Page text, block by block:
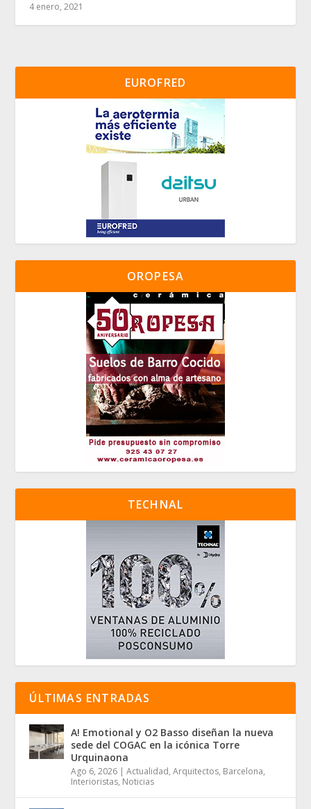
4 enero, 2021
EUROFRED
OROPESA
TECHNAL
ÚLTIMAS ENTRADAS
A! Emotional y O2 Basso diseñan la nueva
sede del COGAC en la icónica Torre
Urquinaona
Ago 6, 2026 |Actualidad,Arquitectos, Barcelona,
Interioristas, Noticias